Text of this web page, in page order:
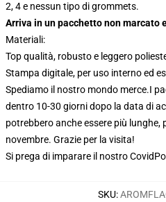
2, 4 e nessun tipo di grommets.
Arriva in un pacchetto non marcato
Materiali:
Top qualità, robusto e leggero
Stampa digitale, per uso interno ed
Spediamo il nostro mondo merce.I
dentro 10-30 giorni dopo la data di
potrebbero anche essere più lunghe,
novembre. Grazie per la visita!
Si prega di imparare il nostro Covid
SKU: